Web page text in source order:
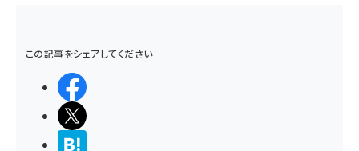
この記事をシェアしてください